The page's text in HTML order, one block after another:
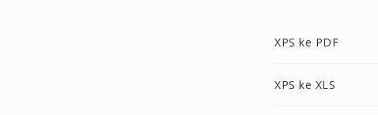
XPS ke PDF
XPS ke XLS